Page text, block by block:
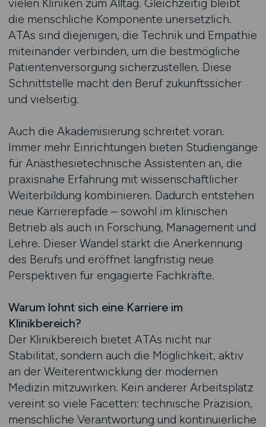
vielen Kliniken zum Alltag. Gleichzeitig bleibt
die menschliche Komponente unersetzlich.
ATAs sind diejenigen, die Technik und Empathie
miteinander verbinden, um die bestmögliche
Patientenversorgung sicherzustellen. Diese
Schnittstelle macht den Beruf zukunftssicher
und vielseitig.
Auch die Akademisierung schreitet voran.
Immer mehr Einrichtungen bieten Studiengänge
für Anästhesietechnische Assistenten an, die
praxisnahe Erfahrung mit wissenschaftlicher
Weiterbildung kombinieren. Dadurch entstehen
neue Karrierepfade – sowohl im klinischen
Betrieb als auch in Forschung, Management und
Lehre. Dieser Wandel stärkt die Anerkennung
des Berufs und eröffnet langfristig neue
Perspektiven für engagierte Fachkräfte.
Warum lohnt sich eine Karriere im
Klinikbereich?
Der Klinikbereich bietet ATAs nicht nur
Stabilität, sondern auch die Möglichkeit, aktiv
an der Weiterentwicklung der modernen
Medizin mitzuwirken. Kein anderer Arbeitsplatz
vereint so viele Facetten: technische Präzision,
menschliche Verantwortung und kontinuierliche